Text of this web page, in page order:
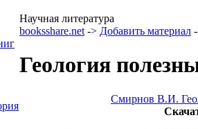
Научная литература
booksshare.net -> Добавить материал
Геология
Смирнов В.И.